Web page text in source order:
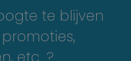
te blijven